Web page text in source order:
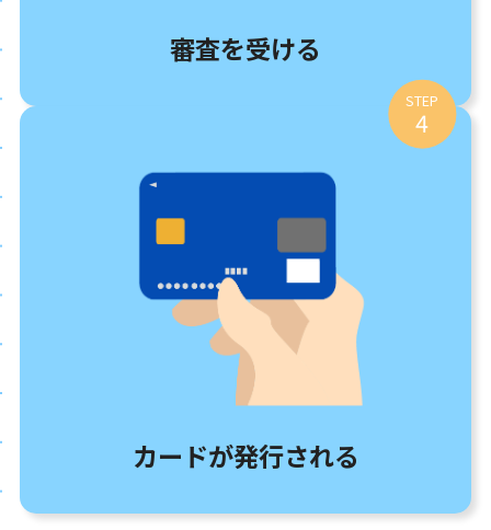
審査を受ける
STEP
4
カードが発行される